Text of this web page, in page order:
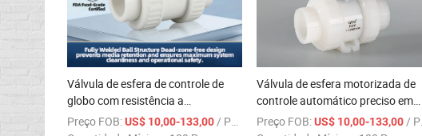
Válvula de esfera de controle de
globo com resistência a
intempéries, anti-envelhecimento,
Preço FOB:US$ 10,00-133,00/ Peça
Válvula de esfera motorizada de
controle automático preciso em
PVDF para edifícios de alto padrão
Preço FOB:US$ 10,00-133,00/ Peça